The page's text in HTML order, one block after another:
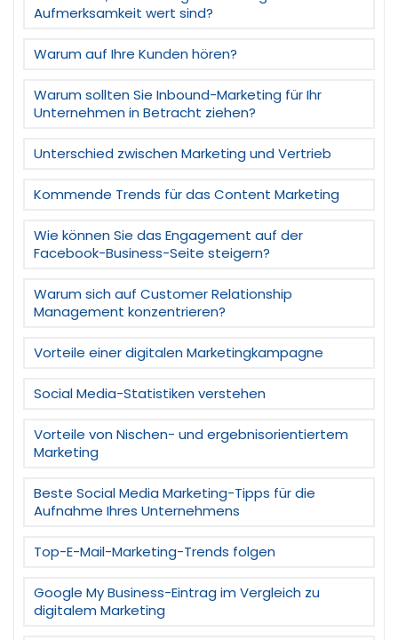
Aufmerksamkeit wert sind?
Warum auf Ihre Kunden hören?
Warum sollten Sie Inbound-Marketing für Ihr
Unternehmen in Betracht ziehen?
Unterschied zwischen Marketing und Vertrieb
Kommende Trends für das Content Marketing
Wie können Sie das Engagement auf der
Facebook-Business-Seite steigern?
Warum sich auf Customer Relationship
Management konzentrieren?
Vorteile einer digitalen Marketingkampagne
Social Media-Statistiken verstehen
Vorteile von Nischen- und ergebnisorientiertem
Marketing
Beste Social Media Marketing-Tipps für die
Aufnahme Ihres Unternehmens
Top-E-Mail-Marketing-Trends folgen
Google My Business-Eintrag im Vergleich zu
digitalem Marketing